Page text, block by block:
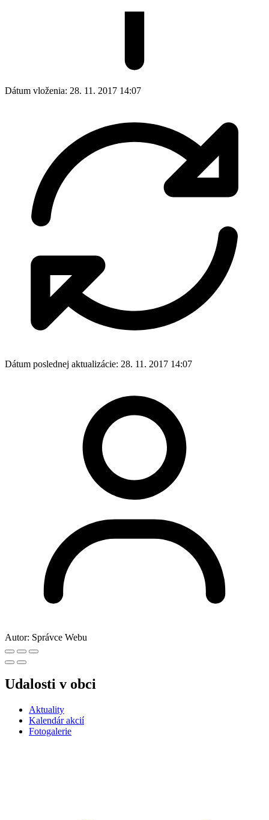
Dátum vloženia: 28. 11. 2017 14:07
Dátum poslednej aktualizácie: 28. 11. 2017 14:07
Autor: Správce Webu
Udalosti v obci
Aktuality
Kalendár akcií
Fotogalerie